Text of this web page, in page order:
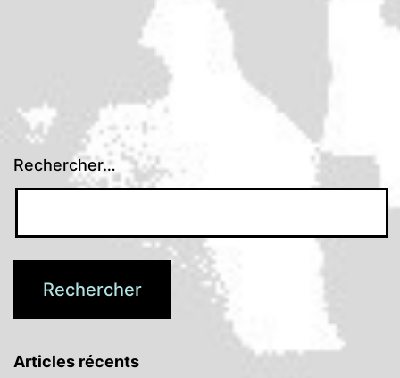
Rechercher…
Articles récents